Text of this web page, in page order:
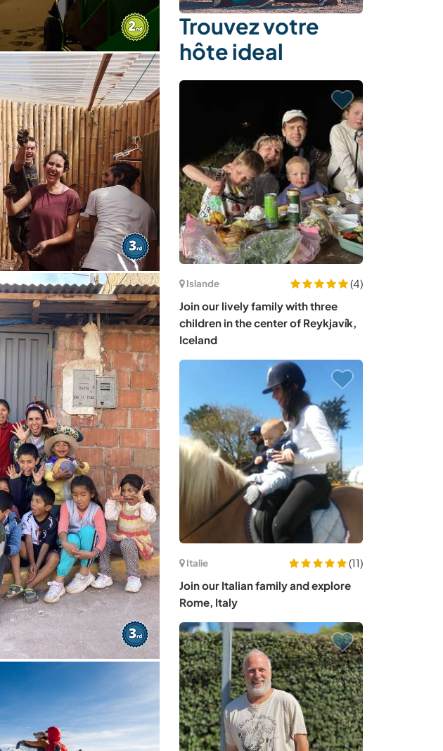
Trouvez votre
hôte ideal
Islande
(4)
Join our lively family with three
children in the center of Reykjavík,
Iceland
Italie
(11)
Join our Italian family and explore
Rome, Italy